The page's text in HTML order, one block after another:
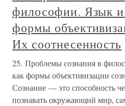
философии. Язык
формы
Их соотнесенность
25. Проблемы сознания в
как формы объективизации
Сознание — это способность
познавать окружающий мир,